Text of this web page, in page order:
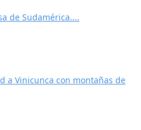
de Sudamérica....
a Vinicunca con montañas de